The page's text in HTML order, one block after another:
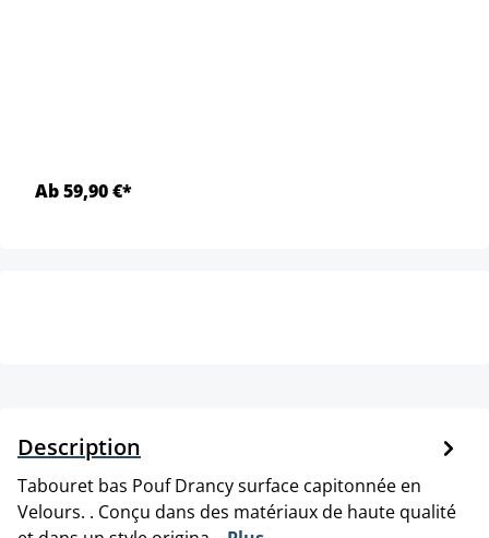
Ab 59,90 €*
Description
Tabouret bas Pouf Drancy surface capitonnée en
Velours. . Conçu dans des matériaux de haute qualité